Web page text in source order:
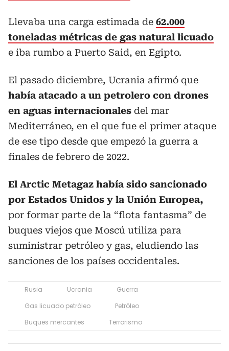
Llevaba una carga estimada de 62.000
toneladas métricas de gas natural licuado
e iba rumbo a Puerto Said, en Egipto.
El pasado diciembre, Ucrania afirmó que
había atacado a un petrolero con drones
en aguas internacionales del mar
Mediterráneo, en el que fue el primer ataque
de ese tipo desde que empezó la guerra a
finales de febrero de 2022.
El Arctic Metagaz había sido sancionado
por Estados Unidos y la Unión Europea,
por formar parte de la “flota fantasma” de
buques viejos que Moscú utiliza para
suministrar petróleo y gas, eludiendo las
sanciones de los países occidentales.
Rusia Ucrania
Guerra
Gas licuado petróleo
Petróleo
Buques mercantes
Terrorismo